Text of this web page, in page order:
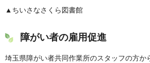
▲ちいさなさくら図書館
障がい者の雇用促進
埼玉県障がい者共同作業所のスタッフの方か